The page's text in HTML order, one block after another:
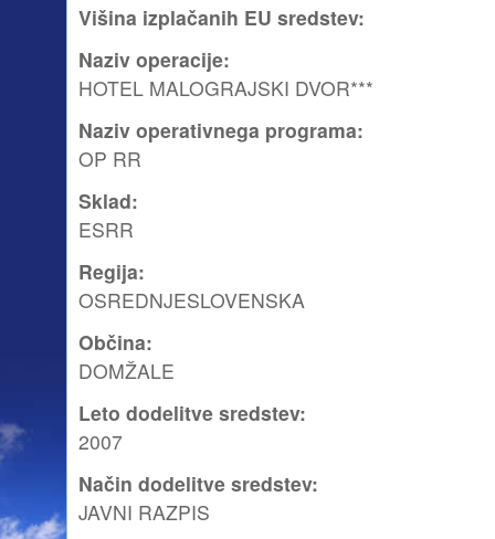
Višina izplačanih EU sredstev:
Naziv operacije:
HOTEL MALOGRAJSKI DVOR***
Naziv operativnega programa:
OP RR
Sklad:
ESRR
Regija:
OSREDNJESLOVENSKA
Občina:
DOMŽALE
Leto dodelitve sredstev:
2007
Način dodelitve sredstev:
JAVNI RAZPIS